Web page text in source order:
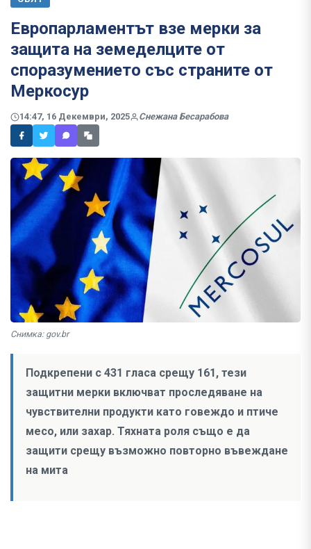
Европарламентът взе мерки за
защита на земеделците от
споразумението със страните от
Меркосур
14:47, 16 Декември, 2025 Снежана Бесарабова
Снимка: gov.br
Подкрепени с 431 гласа срещу 161, тези
защитни мерки включват проследяване на
чувствителни продукти като говеждо и птиче
месо, или захар. Тяхната роля също е да
защити срещу възможно повторно въвеждане
на мита